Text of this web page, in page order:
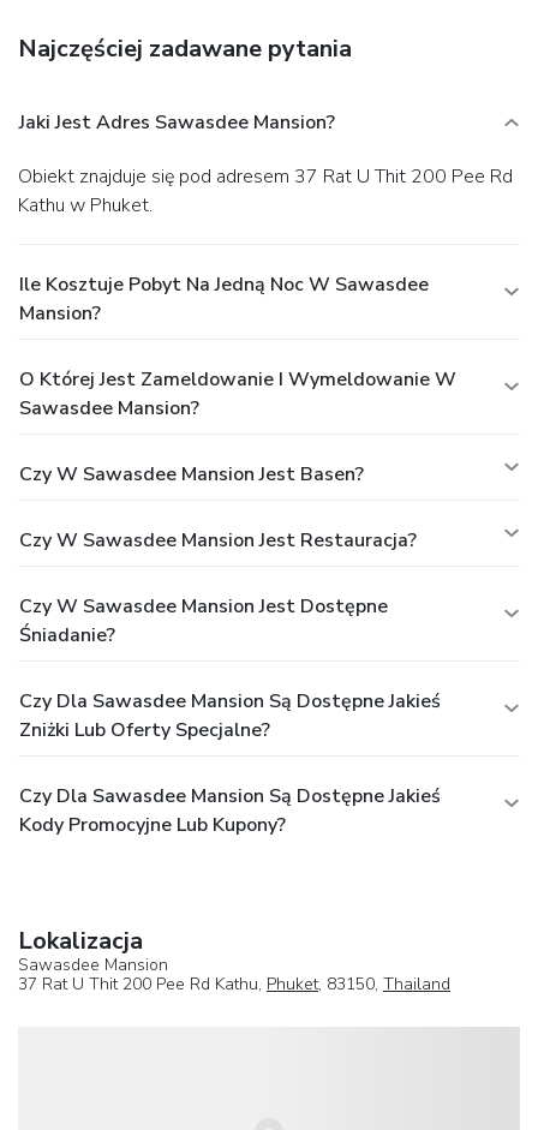
Najczęściej zadawane pytania
Jaki Jest Adres Sawasdee Mansion?
Obiekt znajduje się pod adresem 37 Rat U Thit 200 Pee Rd
Kathu w Phuket.
Ile Kosztuje Pobyt Na Jedną Noc W Sawasdee
Mansion?
O Której Jest Zameldowanie I Wymeldowanie W
Sawasdee Mansion?
Czy W Sawasdee Mansion Jest Basen?
Czy W Sawasdee Mansion Jest Restauracja?
Czy W Sawasdee Mansion Jest Dostępne
Śniadanie?
Czy Dla Sawasdee Mansion Są Dostępne Jakieś
Zniżki Lub Oferty Specjalne?
Czy Dla Sawasdee Mansion Są Dostępne Jakieś
Kody Promocyjne Lub Kupony?
Lokalizacja
Sawasdee Mansion
37 Rat U Thit 200 Pee Rd Kathu, Phuket, 83150, Thailand